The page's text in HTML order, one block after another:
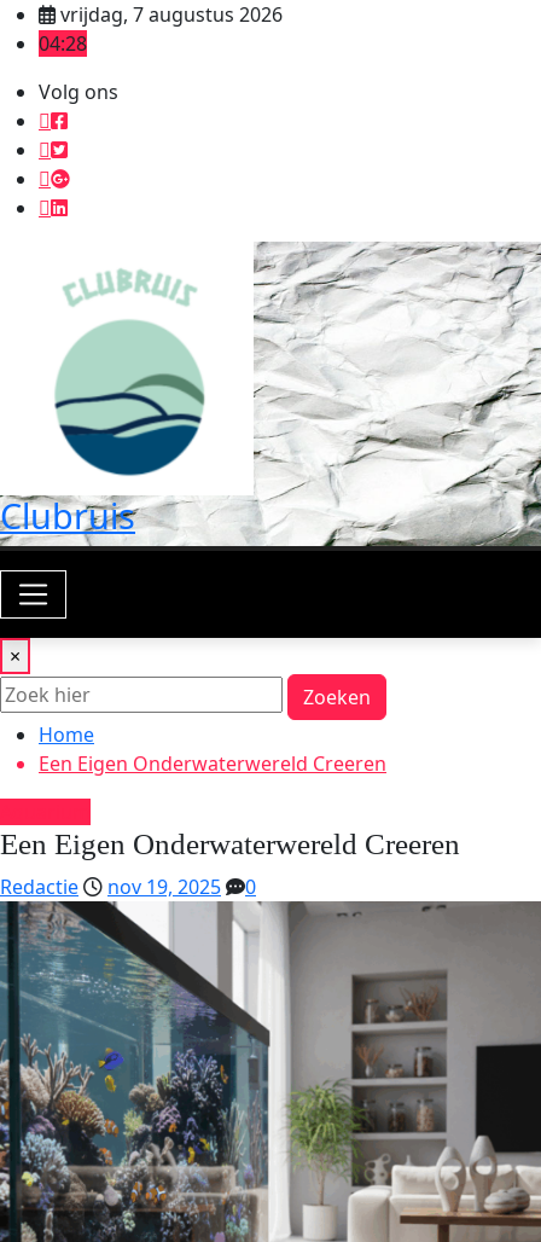
Ga
naar
inhoud
vrijdag, 7 augustus 2026
04:28
Volg ons
Clubruis
×
Zoeken
Home
Een Eigen Onderwaterwereld Creeren
Een Eigen Onderwaterwereld Creeren
Redactie nov 19, 2025 0